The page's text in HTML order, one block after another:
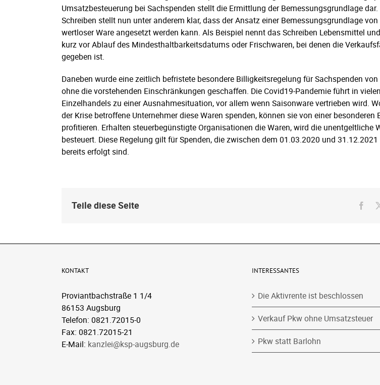
Umsatzbesteuerung bei Sachspenden stellt die Ermittlung der Bemessungsgrundlage dar.
Schreiben stellt nun unter anderem klar, dass der Ansatz einer Bemessungsgrundlage von
wertloser Ware angesetzt werden kann. Als Beispiel nennt das Schreiben Lebensmittel
kurz vor Ablauf des Mindesthaltbarkeitsdatums oder Frischwaren, bei denen die
gegeben ist.
Daneben wurde eine zeitlich befristete besondere Billigkeitsregelung für Sachspenden
ohne die vorstehenden Einschränkungen geschaffen. Die Covid19-Pandemie führt in
Einzelhandels zu einer Ausnahmesituation, vor allem wenn Saisonware vertrieben wird.
der Krise betroffene Unternehmer diese Waren spenden, können sie von einer besonderen
profitieren. Erhalten steuerbegünstigte Organisationen die Waren, wird die unentgeltliche
besteuert. Diese Regelung gilt für Spenden, die zwischen dem 01.03.2020 und
bereits erfolgt sind.
Teile diese Seite
KONTAKT
Proviantbachstraße 1 1/4
86153 Augsburg
Telefon: 0821.72015-0
Fax: 0821.72015-21
E-Mail: kanzlei@ksp-augsburg.de
INTERESSANTES
Die Aktivrente ist beschlossen
Verkauf Pkw ohne Umsatzsteuer
Pkw statt Barlohn